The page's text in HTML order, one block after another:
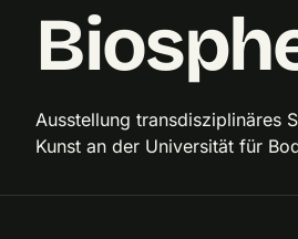
Ausstellung transdisziplinäres
Kunst an der Universität für